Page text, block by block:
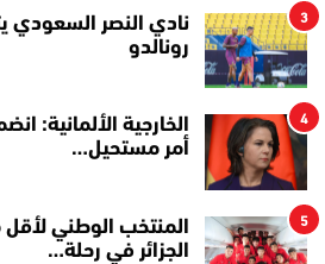
3
نادي النصر السعودي
رونالدو
4
الخارجية الألمانية:
أمر مستحيل…
5
الجزائر في رحلة…